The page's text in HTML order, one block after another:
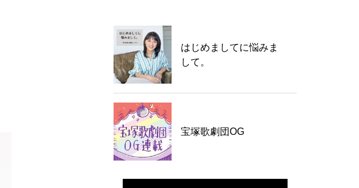
はじめましてに悩みま
して。
宝塚歌劇団OG